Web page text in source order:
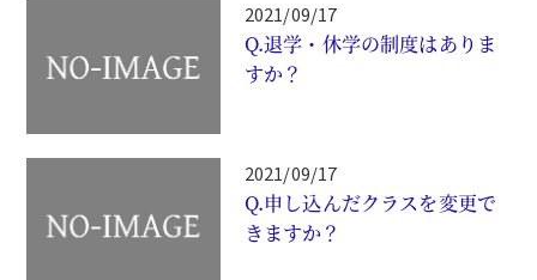
2021/09/17
Q.退学・休学の制度はありま
すか？
2021/09/17
Q.申し込んだクラスを変更で
きますか？